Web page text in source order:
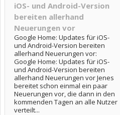
iOS- und Android-Version
bereiten allerhand
Neuerungen vor
Google Home: Updates für iOS-
und Android-Version bereiten
allerhand Neuerungen vor:
Google Home: Updates für iOS-
und Android-Version bereiten
allerhand Neuerungen vor Jenes
bereitet schon einmal ein paar
Neuerungen vor, die dann in den
kommenden Tagen an alle Nutzer
verteilt...